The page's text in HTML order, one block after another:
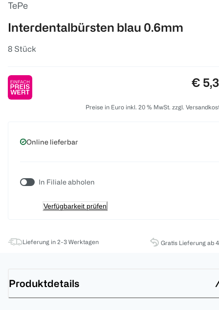
TePe
Interdentalbürsten blau 0.6mm
8 Stück
€
Preise in Euro inkl. 20 % MwSt. zzgl.
Online lieferbar
In Filiale abholen
Verfügbarkeit prüfen
Lieferung in 2-3 Werktagen Gratis Lieferung ab
Produktdetails